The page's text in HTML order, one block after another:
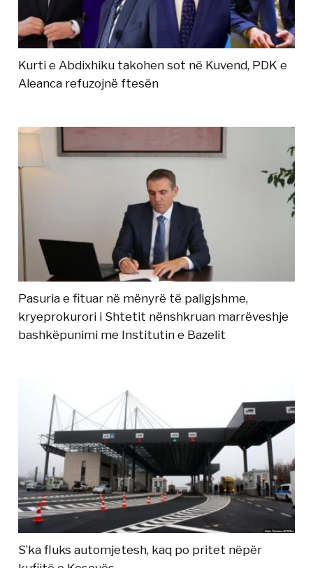
Kurti e Abdixhiku takohen sot në Kuvend, PDK e
Aleanca refuzojnë ftesën
Pasuria e fituar në mënyrë të paligjshme,
kryeprokurori i Shtetit nënshkruan marrëveshje
bashkëpunimi me Institutin e Bazelit
S’ka fluks automjetesh, kaq po pritet nëpër